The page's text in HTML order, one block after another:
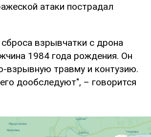
атаки пострадал
сброса взрывчатки с дрона
1984 года рождения. Он
взрывную травму и контузию.
дообследуют", – говорится